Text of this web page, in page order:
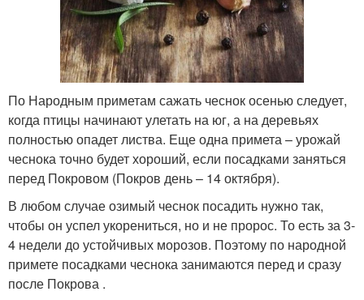
По Народным приметам сажать чеснок осенью следует,
когда птицы начинают улетать на юг, а на деревьях
полностью опадет листва. Еще одна примета – урожай
чеснока точно будет хороший, если посадками заняться
перед Покровом (Покров день – 14 октября).
В любом случае озимый чеснок посадить нужно так,
чтобы он успел укорениться, но и не пророс. То есть за 3-
4 недели до устойчивых морозов. Поэтому по народной
примете посадками чеснока занимаются перед и сразу
после Покрова .